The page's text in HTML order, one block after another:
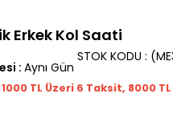
Erkek Kol Saati
STOK KODU
: Aynı Gün
TL Üzeri 6 Taksit, 8000